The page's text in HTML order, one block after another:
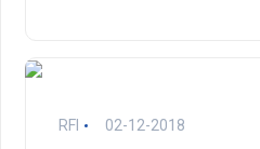
RFI 02-12-2018